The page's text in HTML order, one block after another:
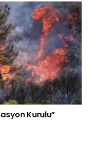
Kurulu”